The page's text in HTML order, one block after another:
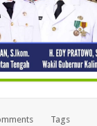
Tags